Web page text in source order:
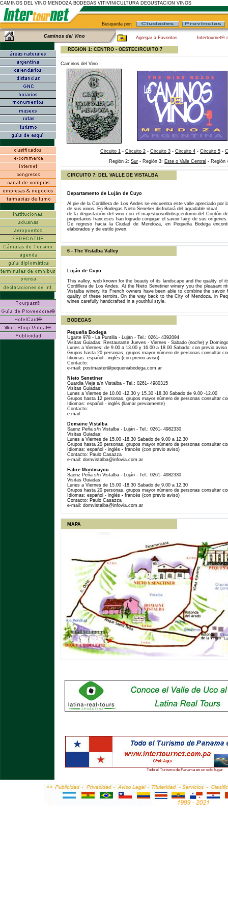
CAMINOS DEL VINO MENDOZA BODEGAS VITIVINICULTURA DEGUSTACION VINOS
Busqueda por:
Caminos del Vino Agregar a Favoritos Intertournet®
REGION 1: CENTRO - OESTECIRCUITO 7
Caminos del Vino
Circuito 1 - Circuito 2 - Circuito 3 - Circuito 4 - Circuito 5 -
Región 2: Sur - Región 3: Este o Valle Central - Región
CIRCUITO 7: DEL VALLE DE VISTALBA
Departamento de Luján de Cuyo
Al pie de la Cordillera de Los Andes se encuentra este valle apreciado por
de sus vinos. En Bodegas Nieto Senetier disfrutará del agradable ritual
de la degustación del vino con el majestuoso&nbsp;entorno del Cordón
propietarios franceses han logrado conjugar el savoir faire de sus
De regreso hacia la Ciudad de Mendoza, en Pequeña Bodega
elaborados y de estilo joven.
6 - The Vistalba Valley
Luján de Cuyo
This valley, web known for the beauty of its landscape and the quality of
Cordillera de Los Andes. At the Nieto Senetiner winery you the pleasant
Vistalba winery, its French owners have been able to combine the
quality of these terroirs. On the way back to the City of Mendoza, in
wines carefully handcrafted in a youthful style.
BODEGAS
Pequeña Bodega
Ugarte 978 - La Puntilla - Luján - Tel.: 0261- 4392094
Visitas Guiadas: Restaurante Jueves - Viernes - Sabado (noche) y
Lunes a Viernes: de 9.00 a 13.00 y 16.00 a 18.00 Sabado: con previo aviso
Grupos hasta 20 personas, grupos mayor número de personas consultar
Idiomas: español - inglés (con previo aviso)
Contacto:
e-mail: postmaster@pequeniabodega.com.ar
Nieto Senetiner
Guardia Vieja s/n Vistalba - Tel.: 0261- 4980315
Visitas Guiadas:
Lunes a Viernes de 10.00 -12.30 y 15.30 -18.30 Sabado de 9.00 -12.00
Grupos hasta 12 personas, grupos mayor número de personas consultar
Idiomas: español - inglés (llamar previamente)
Contacto:
e-mail:
Domaine Vistalba
Saenz Peña s/n Vistalba - Luján - Tel.: 0261- 4982330
Visitas Guiadas:
Lunes a Viernes de 15.00 -18.30 Sabado de 9.00 a 12.30
Grupos hasta 20 personas, grupos mayor número de personas consultar
Idiomas: español - inglés - francés (con previo aviso)
Contacto: Paulo Casazza
e-mail: domvistalba@infovia.com.ar
Fabre Montmayou
Saenz Peña s/n Vistalba - Luján - Tel.: 0261- 4982330
Visitas Guiadas:
Lunes a Viernes de 15.00 -18.30 Sabado de 9.00 a 12.30
Grupos hasta 20 personas, grupos mayor número de personas consultar
Idiomas: español - inglés - francés (con previo aviso)
Contacto: Paulo Casazza
e-mail: domvistalba@infovia.com.ar
MAPA
Todo el Turismo de Panama en un solo lugar